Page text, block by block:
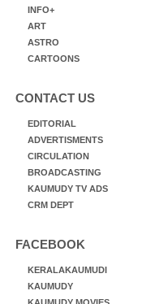
INFO+
ART
ASTRO
CARTOONS
CONTACT US
EDITORIAL
ADVERTISMENTS
CIRCULATION
BROADCASTING
KAUMUDY TV ADS
CRM DEPT
FACEBOOK
KERALAKAUMUDI
KAUMUDY